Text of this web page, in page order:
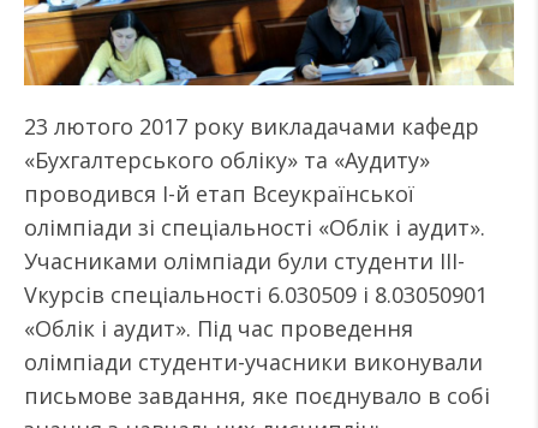
23 лютого 2017 року викладачами кафедр
«Бухгалтерського обліку» та «Аудиту»
проводився I-й етап Всеукраїнської
олімпіади зі спеціальності «Облік і аудит».
Учасниками олімпіади були студенти III-
Vкурсів спеціальності 6.030509 і 8.03050901
«Облік і аудит». Під час проведення
олімпіади студенти-учасники виконували
письмове завдання, яке поєднувало в собі